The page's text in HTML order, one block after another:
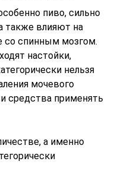
пиво, сильно
также влияют на
со спинным мозгом.
настойки,
нельзя
мочевого
средства применять
а именно